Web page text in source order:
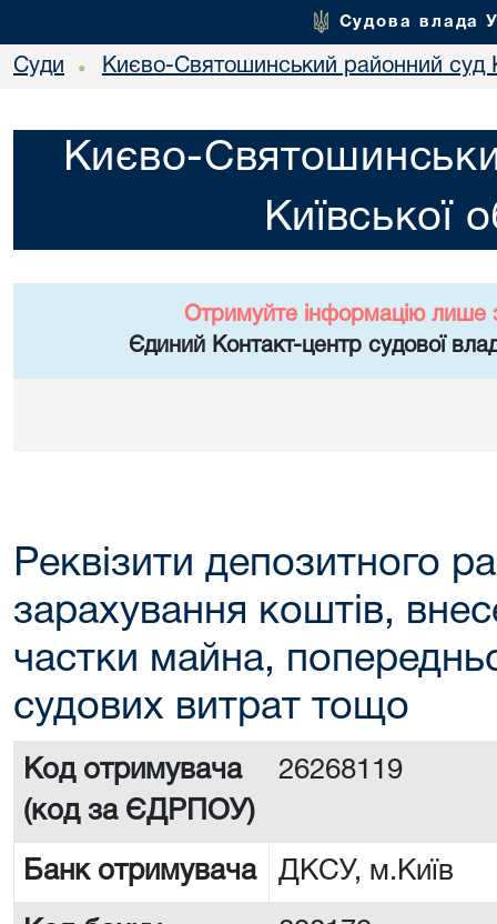
Судова влада
Суди • Києво-Святошинський районний суд
Києво-
Київської
Отримуйте інформацію лише
Єдиний Контакт-центр судової
Реквізити депозитного
зарахування коштів,
частки майна,
судових витрат тощо
Код отримувача
(код за ЄДРПОУ)
26268119
Банк отримувача ДКСУ, м.Київ